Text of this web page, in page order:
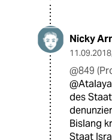
Nicky
11.09.2018,
@849
des
Bislang
Staat